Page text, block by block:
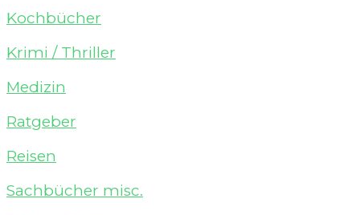
Kochbücher
Krimi / Thriller
Medizin
Ratgeber
Reisen
Sachbücher misc.